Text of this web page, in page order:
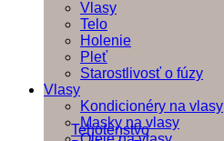
Tehotenstvo
Vlasy
Telo
Holenie
Pleť
Starostlivosť o fúzy
Vlasy
Kondicionéry na vlasy
Masky na vlasy